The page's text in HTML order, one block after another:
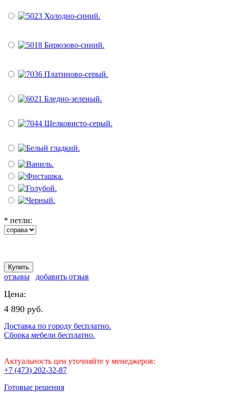
* петли:
отзывы добавить отзыв
Цена:
4 890 руб.
Доставка по городу бесплатно.
Сборка мебели бесплатно.
Актуальность цен уточняйте у менеджеров:
+7 (473) 202-32-87
Готовые решения